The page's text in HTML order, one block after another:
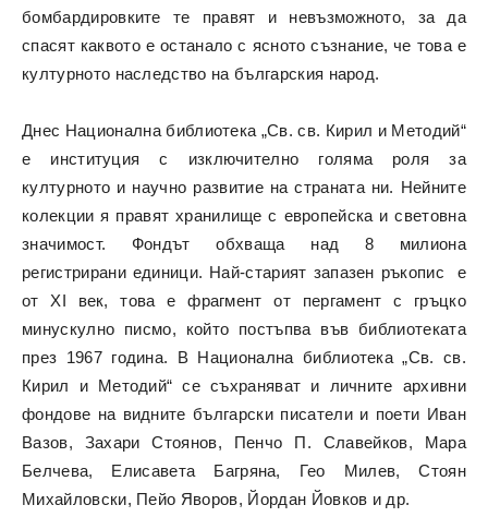
бомбардировките те правят и невъзможното, за да
спасят каквото е останало с ясното съзнание, че това е
културното наследство на българския народ.
Днес Национална библиотека „Св. св. Кирил и Методий“
е институция с изключително голяма роля за
културното и научно развитие на страната ни. Нейните
колекции я правят хранилище с европейска и световна
значимост. Фондът обхваща над 8 милиона
регистрирани единици. Най-старият запазен ръкопис е
от ХI век, това е фрагмент от пергамент с гръцко
минускулно писмо, който постъпва във библиотеката
през 1967 година. В Национална библиотека „Св. св.
Кирил и Методий“ се съхраняват и личните архивни
фондове на видните български писатели и поети Иван
Вазов, Захари Стоянов, Пенчо П. Славейков, Мара
Белчева, Елисавета Багряна, Гео Милев, Стоян
Михайловски, Пейо Яворов, Йордан Йовков и др.